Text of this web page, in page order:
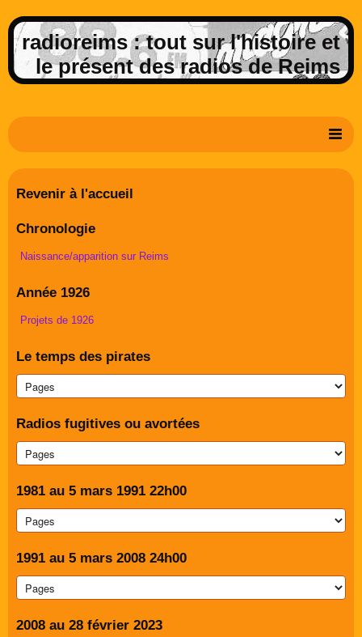
radioreims : tout sur l'histoire et
le présent des radios de Reims
Derniers potins de la FM rémoise
Livre d'or
Contact
Album Photos
Revenir à l'accueil
Chronologie
Naissance/apparition sur Reims
Année 1926
Projets de 1926
Le temps des pirates
Radios fugitives ou avortées
1981 au 5 mars 1991 22h00
1991 au 5 mars 2008 24h00
2008 au 28 février 2023